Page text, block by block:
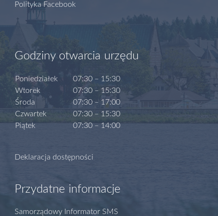
Polityka Facebook
Godziny otwarcia urzędu
Poniedziałek
Wtorek
Środa
Czwartek
Piątek
07:30 – 15:30
07:30 – 15:30
07:30 – 17:00
07:30 – 15:30
07:30 – 14:00
Deklaracja dostępności
Przydatne informacje
Samorządowy Informator SMS